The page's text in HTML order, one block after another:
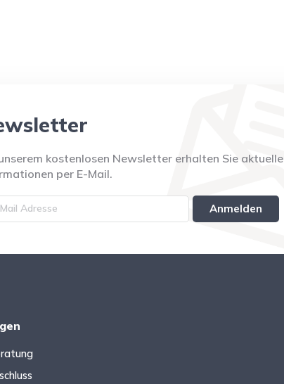
kostenlosen Newsletter erhalten Sie aktuelle
per E-Mail.